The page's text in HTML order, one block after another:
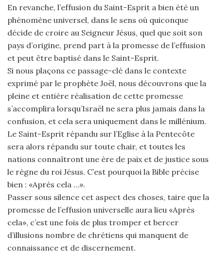
En revanche, l’effusion du Saint-Esprit a bien été un
phénomène universel, dans le sens où quiconque
décide de croire au Seigneur Jésus, quel que soit son
pays d’origine, prend part à la promesse de l’effusion
et peut être baptisé dans le Saint-Esprit.
Si nous plaçons ce passage-clé dans le contexte
exprimé par le prophète Joël, nous découvrons que la
pleine et entière réalisation de cette promesse
s’accomplira lorsqu’Israël ne sera plus jamais dans la
confusion, et cela sera uniquement dans le millénium.
Le Saint-Esprit répandu sur l’Eglise à la Pentecôte
sera alors répandu sur toute chair, et toutes les
nations connaîtront une ère de paix et de justice sous
le règne du roi Jésus. C’est pourquoi la Bible précise
bien : «Après cela …».
Passer sous silence cet aspect des choses, taire que la
promesse de l’effusion universelle aura lieu «Après
cela», c’est une fois de plus tromper et bercer
d’illusions nombre de chrétiens qui manquent de
connaissance et de discernement.